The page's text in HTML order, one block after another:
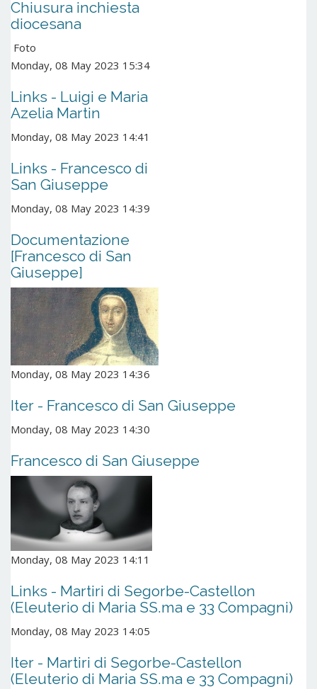
Chiusura inchiesta
diocesana
Foto
Monday, 08 May 2023 15:34
Links - Luigi e Maria
Azelia Martin
Monday, 08 May 2023 14:41
Links - Francesco di
San Giuseppe
Monday, 08 May 2023 14:39
Documentazione
[Francesco di San
Giuseppe]
Monday, 08 May 2023 14:36
Iter - Francesco di San Giuseppe
Monday, 08 May 2023 14:30
Francesco di San Giuseppe
Monday, 08 May 2023 14:11
Links - Martiri di Segorbe-Castellon
(Eleuterio di Maria SS.ma e 33 Compagni)
Monday, 08 May 2023 14:05
Iter - Martiri di Segorbe-Castellon
(Eleuterio di Maria SS.ma e 33 Compagni)